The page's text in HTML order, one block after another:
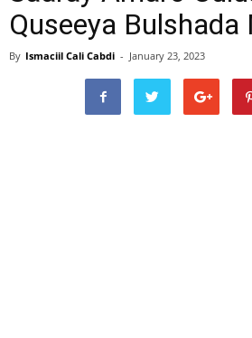
Quseeya
By Ismaciil Cali Cabdi - January 23, 2023